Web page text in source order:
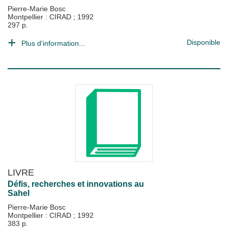
Pierre-Marie Bosc
Montpellier : CIRAD ; 1992
297 p.
Plus d'information... Disponible
LIVRE
Défis, recherches et innovations au
Sahel
Pierre-Marie Bosc
Montpellier : CIRAD ; 1992
383 p.